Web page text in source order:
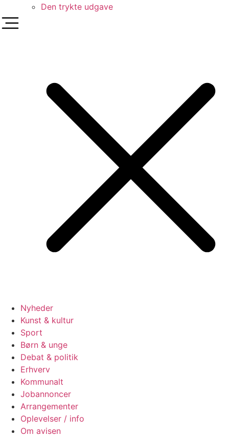
Den trykte udgave
Nyheder
Kunst & kultur
Sport
Børn & unge
Debat & politik
Erhverv
Kommunalt
Jobannoncer
Arrangementer
Oplevelser / info
Om avisen